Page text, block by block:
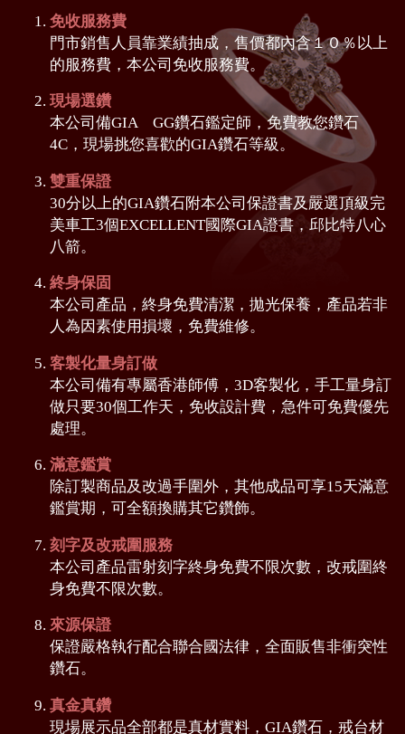
免收服務費
門市銷售人員靠業績抽成，售價都內含１０％以上
的服務費，本公司免收服務費。
現場選鑽
本公司備GIA GG鑽石鑑定師，免費教您鑽石
4C，現場挑您喜歡的GIA鑽石等級。
雙重保證
30分以上的GIA鑽石附本公司保證書及嚴選頂級完
美車工3個EXCELLENT國際GIA證書，邱比特八心
八箭。
終身保固
本公司產品，終身免費清潔，拋光保養，產品若非
人為因素使用損壞，免費維修。
客製化量身訂做
本公司備有專屬香港師傅，3D客製化，手工量身訂
做只要30個工作天，免收設計費，急件可免費優先
處理。
滿意鑑賞
除訂製商品及改過手圍外，其他成品可享15天滿意
鑑賞期，可全額換購其它鑽飾。
刻字及改戒圍服務
本公司產品雷射刻字終身免費不限次數，改戒圍終
身免費不限次數。
來源保證
保證嚴格執行配合聯合國法律，全面販售非衝突性
鑽石。
真金真鑽
現場展示品全部都是真材實料，GIA鑽石，戒台材